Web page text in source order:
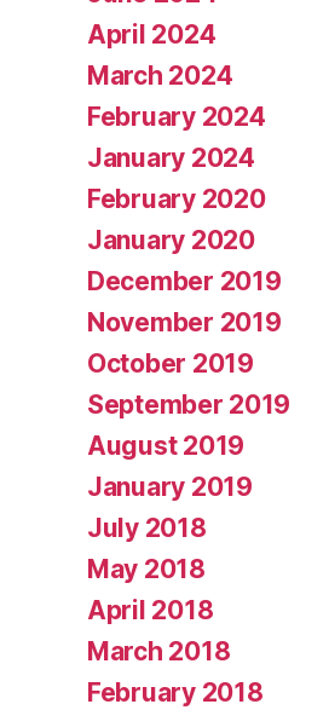
April 2024
March 2024
February 2024
January 2024
February 2020
January 2020
December 2019
November 2019
October 2019
September 2019
August 2019
January 2019
July 2018
May 2018
April 2018
March 2018
February 2018